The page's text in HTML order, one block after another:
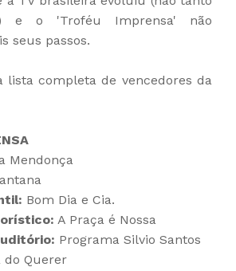
e o 'Troféu Imprensa' não
seus passos.
lista completa de vencedores da
Mendonça
Bom Dia e Cia.
A Praça é Nossa
Programa Silvio Santos
do Querer